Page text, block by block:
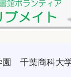
園 千葉商科大